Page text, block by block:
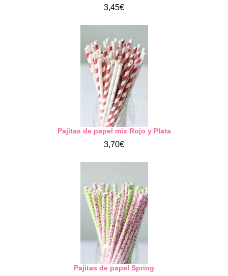
3,45€
Pajitas de papel mix Rojo y Plata
3,70€
Pajitas de papel Spring